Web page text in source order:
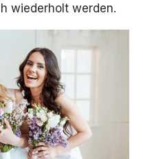
wiederholt werden.